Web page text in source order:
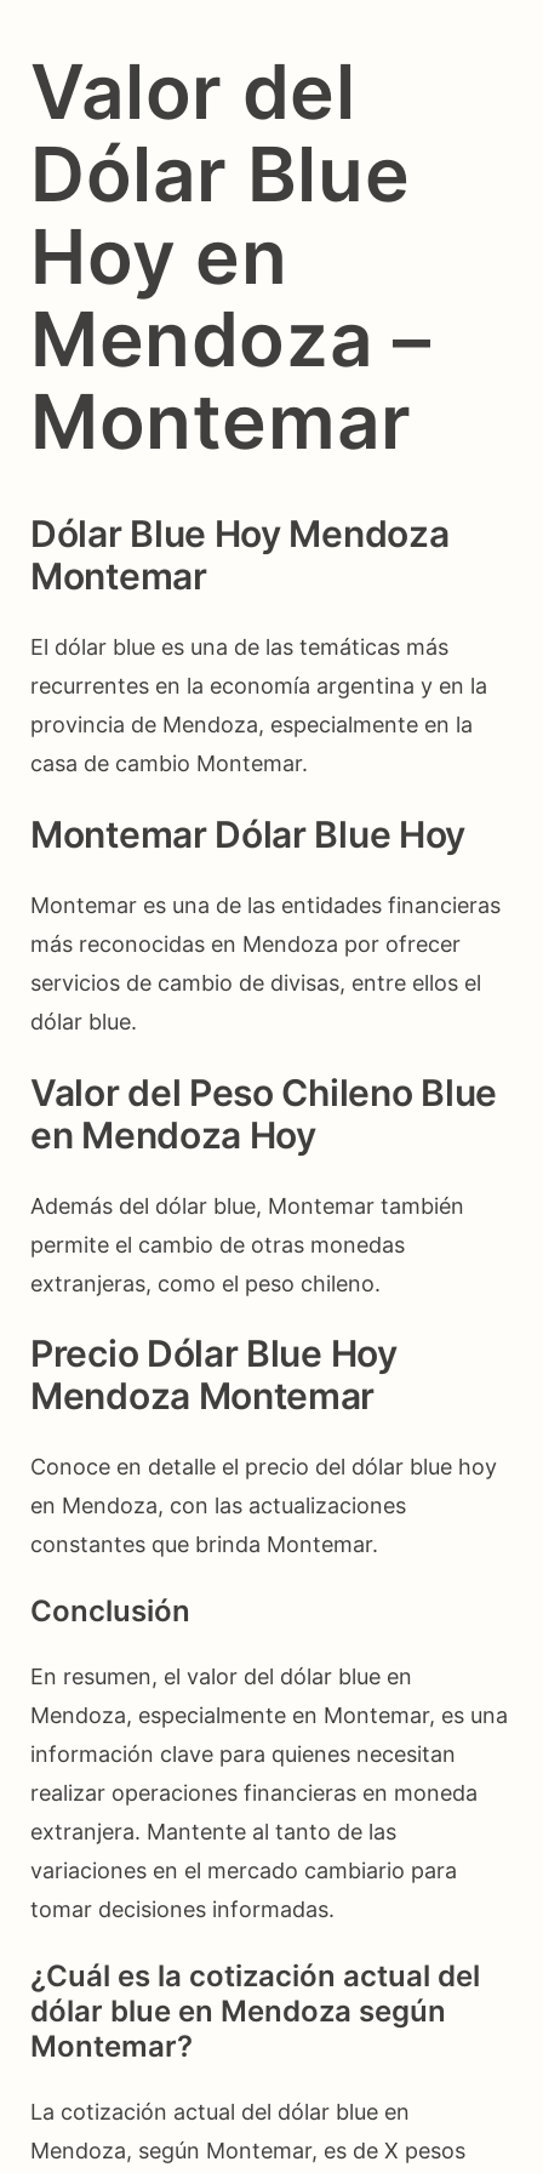
Valor del
Dólar Blue
Hoy en
Mendoza –
Montemar
Dólar Blue Hoy Mendoza
Montemar
El dólar blue es una de las temáticas más
recurrentes en la economía argentina y en la
provincia de Mendoza, especialmente en la
casa de cambio Montemar.
Montemar Dólar Blue Hoy
Montemar es una de las entidades financieras
más reconocidas en Mendoza por ofrecer
servicios de cambio de divisas, entre ellos el
dólar blue.
Valor del Peso Chileno Blue
en Mendoza Hoy
Además del dólar blue, Montemar también
permite el cambio de otras monedas
extranjeras, como el peso chileno.
Precio Dólar Blue Hoy
Mendoza Montemar
Conoce en detalle el precio del dólar blue hoy
en Mendoza, con las actualizaciones
constantes que brinda Montemar.
Conclusión
En resumen, el valor del dólar blue en
Mendoza, especialmente en Montemar, es una
información clave para quienes necesitan
realizar operaciones financieras en moneda
extranjera. Mantente al tanto de las
variaciones en el mercado cambiario para
tomar decisiones informadas.
¿Cuál es la cotización actual del
dólar blue en Mendoza según
Montemar?
La cotización actual del dólar blue en
Mendoza, según Montemar, es de X pesos